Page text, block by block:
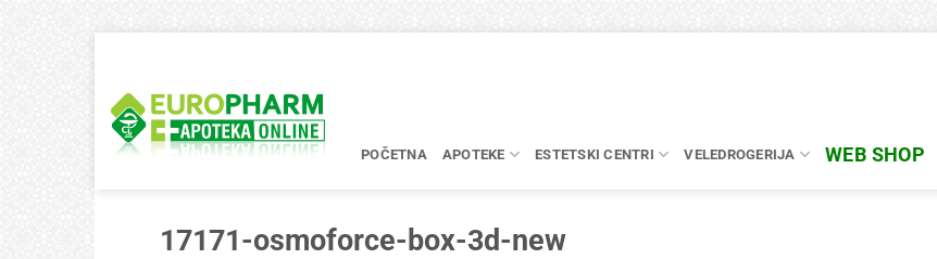
content
POČETNA APOTEKE ESTETSKI CENTRI VELEDROGERIJA WEB SHOP
17171-osmoforce-box-3d-new